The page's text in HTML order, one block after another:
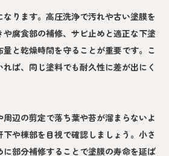
ります。高圧洗浄で汚れや古い塗膜を
腐食部の補修、サビ止めと適正な下塗
量と乾燥時間を守ることが重要です。こ
ば、同じ塗料でも耐久性に差が出にく
辺の剪定で落ち葉や苔が溜まらないよ
や棟部を目視で確認しましょう。小さ
部分補修することで塗膜の寿命を延ば